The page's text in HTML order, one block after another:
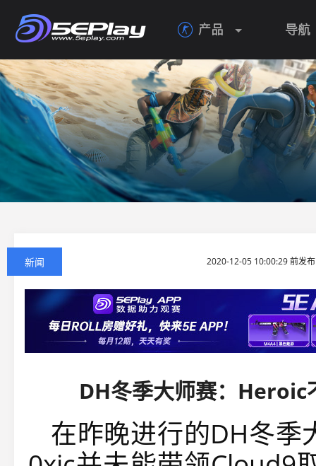
 产品 导航
新闻 2020-12-05 10:00:29 前发
DH冬季大师赛：Heroic
在昨晚进行的DH冬